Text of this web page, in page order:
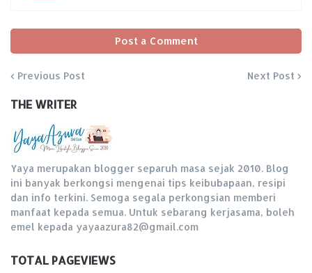
Post a Comment
Previous Post Next Post
THE WRITER
Yaya merupakan blogger separuh masa sejak 2010. Blog
ini banyak berkongsi mengenai tips keibubapaan, resipi
dan info terkini. Semoga segala perkongsian memberi
manfaat kepada semua. Untuk sebarang kerjasama, boleh
emel kepada yayaazura82@gmail.com
TOTAL PAGEVIEWS